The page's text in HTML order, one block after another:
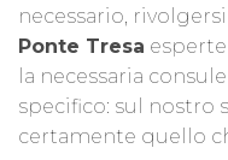
necessario, rivolgersi
Ponte Tresa
la necessaria
specifico: sul nostro
certamente quello